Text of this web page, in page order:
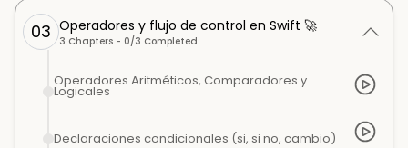
03 Operadores y flujo de control en Swift 🚀
3 Chapters - 0/3 Completed
Operadores Aritméticos, Comparadores y
Logicales
Declaraciones condicionales (si, si no, cambio)